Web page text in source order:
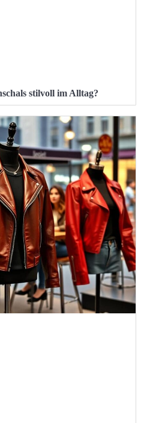
stilvoll im Alltag?